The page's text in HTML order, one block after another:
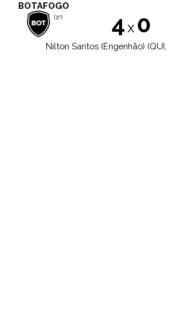
BOTAFOGO
(1º) 4x 0
Nilton Santos (Engenhão) (QUI,